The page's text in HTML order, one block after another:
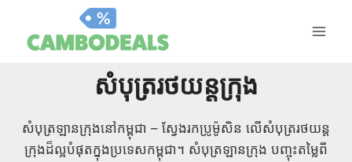
មាតិកា
សំបុត្ររថយន្តក្រុង
សំបុត្រឡានក្រុងនៅកម្ពុជា – ស្វែងរកប្រូម៉ូសិន លើសំបុត្ររថយន្ត
ក្រុងដ៏ល្អបំផុតក្នុងប្រទេសកម្ពុជា។ សំបុត្រឡានក្រុង បញ្ចុះតម្លៃពី